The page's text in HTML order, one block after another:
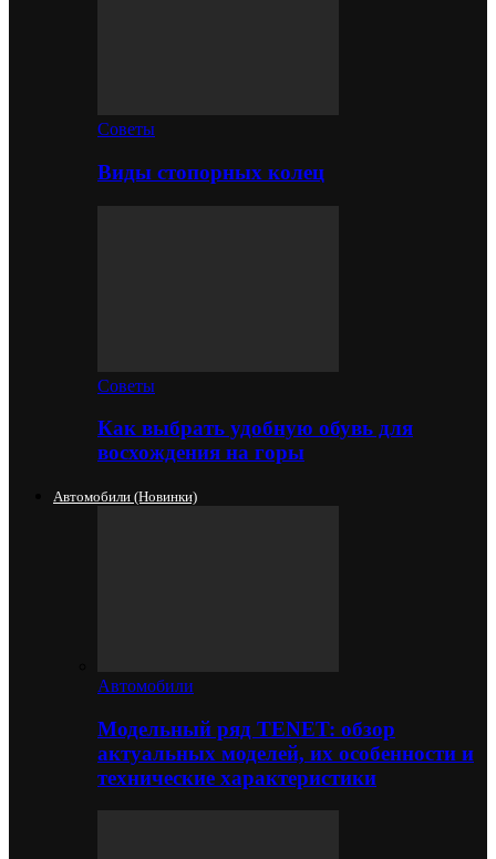
Советы
Виды стопорных колец
Советы
Как выбрать удобную обувь для
восхождения на горы
Автомобили (новинки)
Автомобили
Модельный ряд TENET: обзор
актуальных моделей, их особенности и
технические характеристики